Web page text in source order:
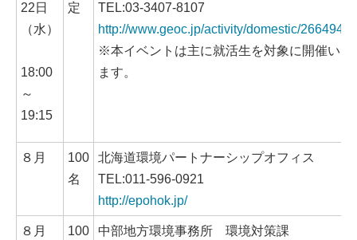
22日
（水）
18:00
～
19:15
定
TEL:03-3407-8107
http://www.geoc.jp/activity/domestic/
※本イベントは主に就活生を対象に開催いた
ます。
８月
100
名
北海道環境パートナーシップオフィス
TEL:011-596-0921
http://epohok.jp/
８月
100
中部地方環境事務所 環境対策課